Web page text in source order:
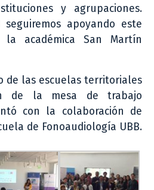
y agrupaciones.
seguiremos apoyando este
la académica San Martín
de las escuelas territoriales
de la mesa de trabajo
con la colaboración de
de Fonoaudiología UBB.